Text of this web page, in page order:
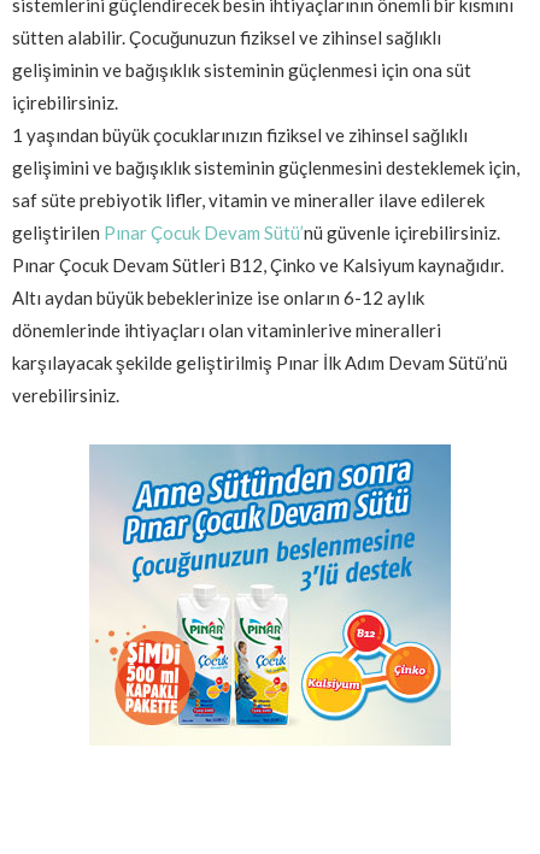
sistemlerini güçlendirecek besin ihtiyaçlarının önemli bir kısmını
sütten alabilir. Çocuğunuzun fiziksel ve zihinsel sağlıklı
gelişiminin ve bağışıklık sisteminin güçlenmesi için ona süt
içirebilirsiniz.
1 yaşından büyük çocuklarınızın fiziksel ve zihinsel sağlıklı
gelişimini ve bağışıklık sisteminin güçlenmesini desteklemek için,
saf süte prebiyotik lifler, vitamin ve mineraller ilave edilerek
geliştirilen Pınar Çocuk Devam Sütü’nü güvenle içirebilirsiniz.
Pınar Çocuk Devam Sütleri B12, Çinko ve Kalsiyum kaynağıdır.
Altı aydan büyük bebeklerinize ise onların 6-12 aylık
dönemlerinde ihtiyaçları olan vitaminlerive mineralleri
karşılayacak şekilde geliştirilmiş Pınar İlk Adım Devam Sütü’nü
verebilirsiniz.